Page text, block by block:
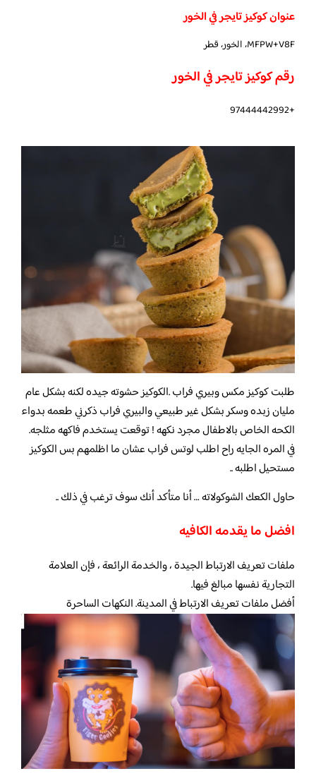
عنوان كوكيز تايجر في الخور
MFPW+V8F، الخور، قطر
رقم كوكيز تايجر في الخور
+97444442992
طلبت كوكيز مكس وبيري فراب .الكوكيز حشوته جيده لكنه بشكل عام
مليان زبده وسكر بشكل غير طبيعي والبيري فراب ذكرني طعمه بدواء
الكحه الخاص بالاطفال مجرد نكهه ! توقعت يستخدم فاكهه مثلجه.
في المره الجايه راح اطلب لوتس فراب عشان ما اظلمهم بس الكوكيز
مستحيل اطلبه ..
حاول الكعك الشوكولاته … أنا متأكد أنك سوف ترغب في ذلك ..
افضل ما يقدمه الكافيه
ملفات تعريف الارتباط الجيدة ، والخدمة الرائعة ، فإن العلامة
التجارية نفسها مبالغ فيها.
أفضل ملفات تعريف الارتباط في المدينة. النكهات الساحرة